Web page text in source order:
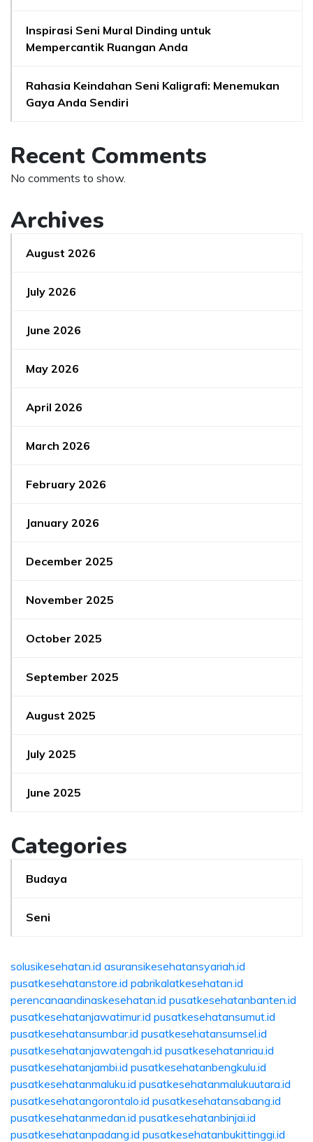
Inspirasi Seni Mural Dinding untuk
Mempercantik Ruangan Anda
Rahasia Keindahan Seni Kaligrafi: Menemukan
Gaya Anda Sendiri
Recent Comments
No comments to show.
Archives
August 2026
July 2026
June 2026
May 2026
April 2026
March 2026
February 2026
January 2026
December 2025
November 2025
October 2025
September 2025
August 2025
July 2025
June 2025
Categories
Budaya
Seni
solusikesehatan.id asuransikesehatansyariah.id
pusatkesehatanstore.id pabrikalatkesehatan.id
perencanaandinaskesehatan.id pusatkesehatanbanten.id
pusatkesehatanjawatimur.id pusatkesehatansumut.id
pusatkesehatansumbar.id pusatkesehatansumsel.id
pusatkesehatanjawatengah.id pusatkesehatanriau.id
pusatkesehatanjambi.id pusatkesehatanbengkulu.id
pusatkesehatanmaluku.id pusatkesehatanmalukuutara.id
pusatkesehatangorontalo.id pusatkesehatansabang.id
pusatkesehatanmedan.id pusatkesehatanbinjai.id
pusatkesehatanpadang.id pusatkesehatanbukittinggi.id